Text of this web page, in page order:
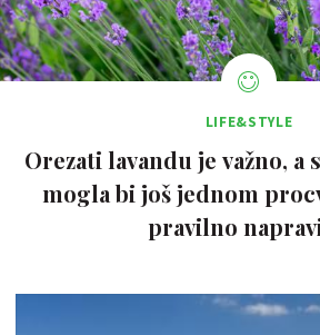
LIFE&STYLE
Orezati lavandu je važno, a
mogla bi još jednom
pravilno